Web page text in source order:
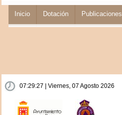
Inicio Dotación Publicaciones
07:29:27 | Viernes, 07 Agosto 2026